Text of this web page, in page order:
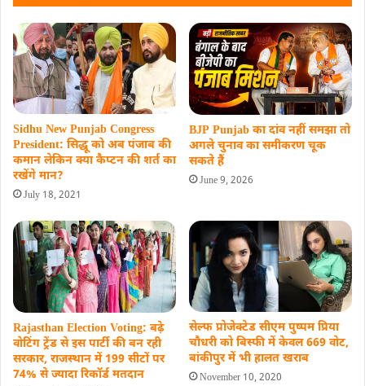
Sidhu New Punjab Congress
President: सिद्धू को अब पंजाब की
कमान लेकिन क्या कैप्टन की शर्त का
रखेंगे मान?
July 18, 2021
BJP Punjab का दांव नहीं समझा तो
अगले चुनाव का समीकरण चूक
सकते हैं
June 9, 2026
Rajasthan Election Voting: बढ़े
वोटिंग ट्रेंड से इस पार्टी की बन रही
सरकार, राजस्थान में 199 सीटों पर
74% से ज्यादा रिकॉर्ड मतदान
सेल्फ प्रोजेक्टेड सीएम पुष्पम प्रिया
चौधरी को बिस्फी में केवल 669 वोट,
बांकीपुर में भी हालत खराब
November 10, 2020